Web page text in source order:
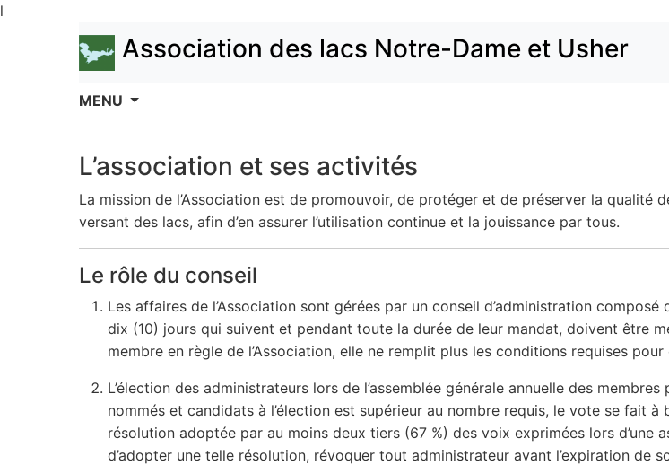
l
Association des lacs Notre-Dame et Usher
MENU
L’association et ses activités
La mission de l’Association est de promouvoir, de protéger et de préserver la qualité
versant des lacs, afin d’en assurer l’utilisation continue et la jouissance par tous.
Le rôle du conseil
Les affaires de l’Association sont gérées par un conseil d’administration
dix (10) jours qui suivent et pendant toute la durée de leur mandat, doivent être
membre en règle de l’Association, elle ne remplit plus les conditions requises
L’élection des administrateurs lors de l’assemblée générale annuelle des
nommés et candidats à l’élection est supérieur au nombre requis, le vote se fait
résolution adoptée par au moins deux tiers (67 %) des voix exprimées lors d’une
d’adopter une telle résolution, révoquer tout administrateur avant l’expiration de